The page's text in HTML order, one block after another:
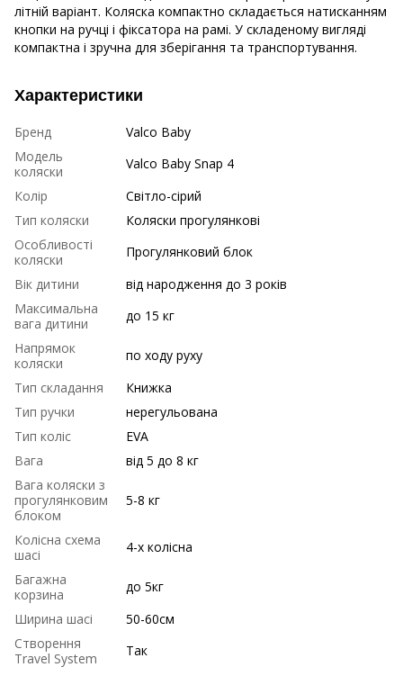
літній варіант. Коляска компактно складається натисканням
кнопки на ручці і фіксатора на рамі. У складеному вигляді
компактна і зручна для зберігання та транспортування.
Характеристики
Бренд
Valco Baby
Модель
коляски
Valco Baby Snap 4
Колір
Світло-сірий
Тип коляски
Коляски прогулянкові
Особливості
коляски
Прогулянковий блок
Вік дитини
від народження до 3 років
Максимальна
вага дитини
до 15 кг
Напрямок
коляски
по ходу руху
Тип складання
Книжка
Тип ручки
нерегульована
Тип коліс
EVA
Вага
від 5 до 8 кг
Вага коляски з
прогулянковим
блоком
5-8 кг
Колісна схема
шасі
4-х колісна
Багажна
корзина
до 5кг
Ширина шасі
50-60см
Створення
Travel System
Так